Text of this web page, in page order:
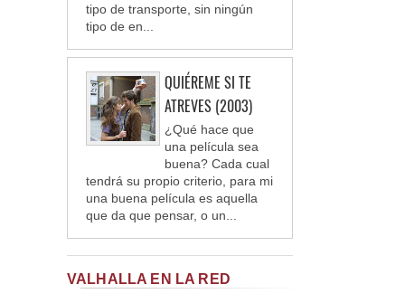
tipo de transporte, sin ningún
tipo de en...
QUIÉREME SI TE
ATREVES (2003)
¿Qué hace que
una película sea
buena? Cada cual
tendrá su propio criterio, para mi
una buena película es aquella
que da que pensar, o un...
VALHALLA EN LA RED